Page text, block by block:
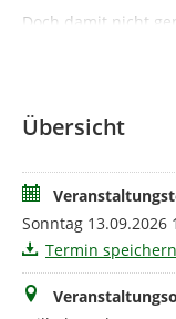
Doch damit nicht
eine kulinarische
Das Wilhelm-Fabry-
Materialbeitrag: 4 €
Veranstaltungstag
Die Teilnahme an
Übersicht
Sonntag 13.09.2026
Termin speichern